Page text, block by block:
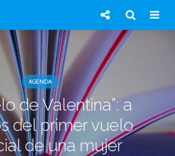
AGENDA
de Valentina”: a
del primer vuelo
de una mujer